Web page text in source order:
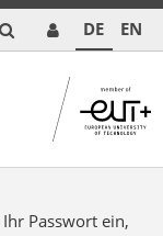
DE EN
Passwort ein,